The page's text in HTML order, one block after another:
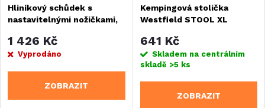
Hliníkový schůdek s
nastavitelnými nožičkami,
1 426 Kč
Vyprodáno
ZOBRAZIT
Kempingová stolička
Westfield STOOL XL
641 Kč
Skladem na centrálním
skladě >5 ks
ZOBRAZIT